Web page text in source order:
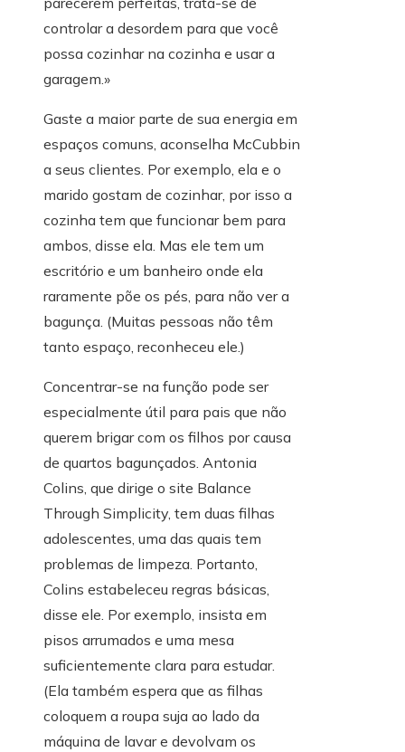
controlar a desordem para que você
possa cozinhar na cozinha e usar a
garagem.»
Gaste a maior parte de sua energia em
espaços comuns, aconselha McCubbin
a seus clientes. Por exemplo, ela e o
marido gostam de cozinhar, por isso a
cozinha tem que funcionar bem para
ambos, disse ela. Mas ele tem um
escritório e um banheiro onde ela
raramente põe os pés, para não ver a
bagunça. (Muitas pessoas não têm
tanto espaço, reconheceu ele.)
Concentrar-se na função pode ser
especialmente útil para pais que não
querem brigar com os filhos por causa
de quartos bagunçados. Antonia
Colins, que dirige o site Balance
Through Simplicity, tem duas filhas
adolescentes, uma das quais tem
problemas de limpeza. Portanto,
Colins estabeleceu regras básicas,
disse ele. Por exemplo, insista em
pisos arrumados e uma mesa
suficientemente clara para estudar.
(Ela também espera que as filhas
coloquem a roupa suja ao lado da
máquina de lavar e devolvam os